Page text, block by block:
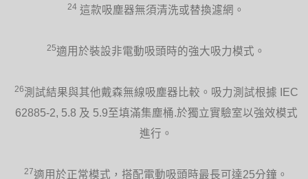
24 這款吸塵器無須清洗或替換濾網。
25適用於裝設非電動吸頭時的強大吸力模式。
26測試結果與其他戴森無線吸塵器比較。吸力測試根據 IEC
62885-2, 5.8 及 5.9至填滿集塵桶.於獨立實驗室以強效模式
進行。
27適用於正常模式，搭配電動吸頭時最長可達25分鐘。